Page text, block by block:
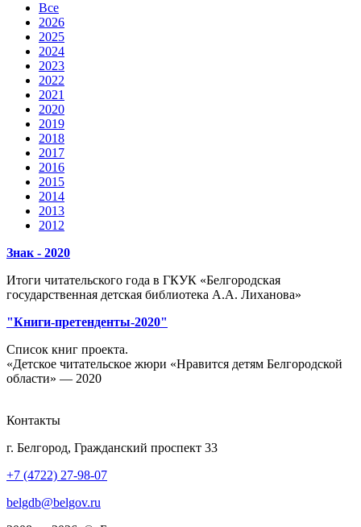
Все
2026
2025
2024
2023
2022
2021
2020
2019
2018
2017
2016
2015
2014
2013
2012
Знак - 2020
Итоги читательского года в ГКУК «Белгородская
государственная детская библиотека А.А. Лиханова»
"Книги-претенденты-2020"
Список книг проекта.
«Детское читательское жюри «Нравится детям Белгородской
области» — 2020
Контакты
г. Белгород, Гражданский проспект 33
+7 (4722) 27-98-07
belgdb@belgov.ru